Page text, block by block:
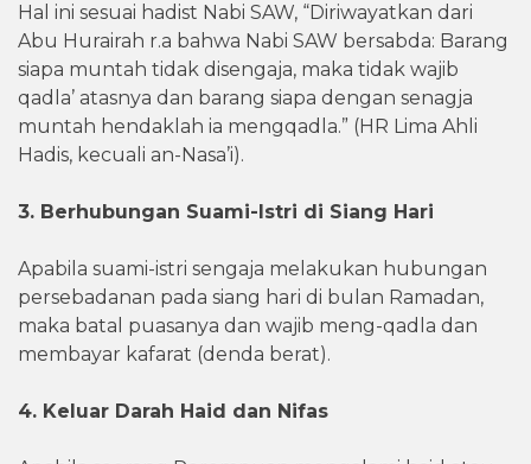
Hal ini sesuai hadist Nabi SAW, “Diriwayatkan dari
Abu Hurairah r.a bahwa Nabi SAW bersabda: Barang
siapa muntah tidak disengaja, maka tidak wajib
qadla’ atasnya dan barang siapa dengan senagja
muntah hendaklah ia mengqadla.” (HR Lima Ahli
Hadis, kecuali an-Nasa’i).
3. Berhubungan Suami-Istri di Siang Hari
Apabila suami-istri sengaja melakukan hubungan
persebadanan pada siang hari di bulan Ramadan,
maka batal puasanya dan wajib meng-qadla dan
membayar kafarat (denda berat).
4. Keluar Darah Haid dan Nifas